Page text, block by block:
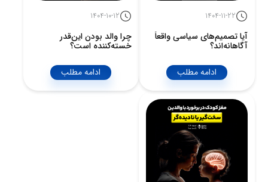
1404-11-22
آیا تصمیم‌های سیاسی واقعاً
آگاهانه‌اند؟
ادامه مطلب
1404-10-12
چرا والد بودن این‌قدر
خسته‌کننده است؟
ادامه مطلب